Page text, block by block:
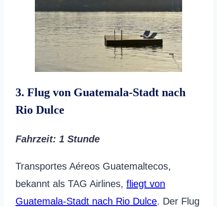
3. Flug von Guatemala-Stadt nach
Rio Dulce
Fahrzeit: 1 Stunde
Transportes Aéreos Guatemaltecos,
bekannt als TAG Airlines, fliegt von
Guatemala-Stadt nach Rio Dulce. Der Flug